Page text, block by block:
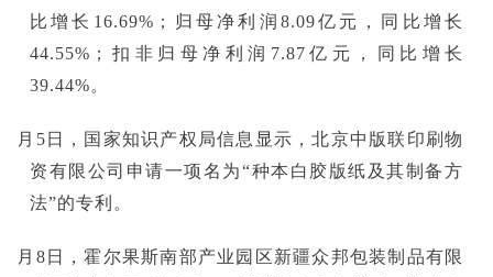
比增长16.69%；归母净利润8.09亿元，同比增长
44.55%；扣非归母净利润7.87亿元，同比增长
39.44%。
月5日，国家知识产权局信息显示，北京中版联印刷物
资有限公司申请一项名为“种本白胶版纸及其制备方
法”的专利。
月8日，霍尔果斯南部产业园区新疆众邦包装制品有限